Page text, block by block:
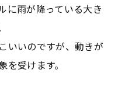
に雨が降っている大き
いいのですが、動きが
受けます。